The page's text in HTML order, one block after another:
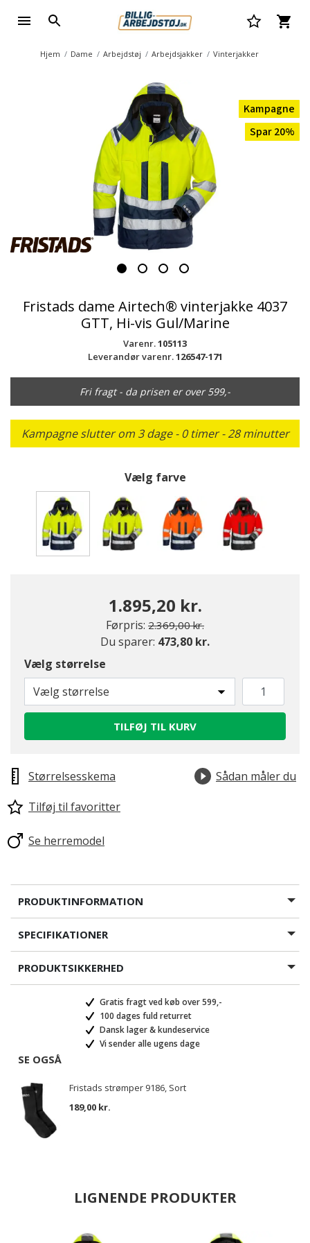
Hjem Dame Arbejdstøj Arbejdsjakker Vinterjakker
Kampagne
Spar 20%
Fristads dame Airtech® vinterjakke 4037
GTT, Hi-vis Gul/Marine
Varenr.105113
Leverandør varenr.126547-171
Fri fragt - da prisen er over 599,-
Kampagne slutter om 3 dage - 0 timer - 28 minutter
Vælg farve
1.895,20 kr.
Førpris: Pris nedsat fra
2.369,00 kr.til
Du sparer: 473,80 kr.
Vælg størrelse
Vælg størrelse
TILFØJ TIL KURV
Størrelsesskema
Sådan måler du
Tilføj til favoritter
Se herremodel
PRODUKTINFORMATION
SPECIFIKATIONER
PRODUKTSIKKERHED
Gratis fragt ved køb over 599,-
100 dages fuld returret
Dansk lager & kundeservice
Vi sender alle ugens dage
SE OGSÅ
Fristads strømper 9186, Sort
189,00 kr.
LIGNENDE PRODUKTER